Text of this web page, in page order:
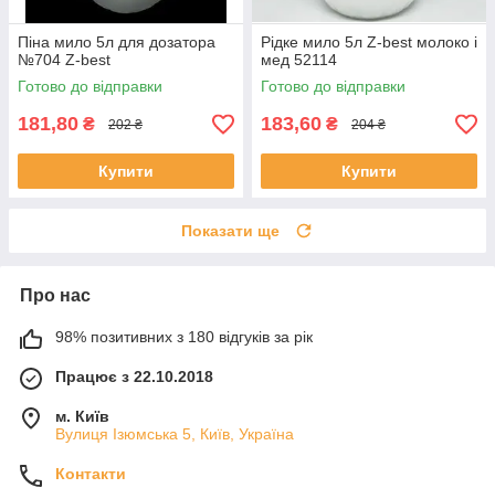
Піна мило 5л для дозатора
№704 Z-best
Готово до відправки
181,80 ₴ 202 ₴
Купити
Рідке мило 5л Z-best молоко і
мед 52114
Готово до відправки
183,60 ₴ 204 ₴
Купити
Показати ще
Про нас
98% позитивних з 180 відгуків за рік
Працює з 22.10.2018
м. Київ
Вулиця Ізюмська 5, Київ, Україна
Контакти